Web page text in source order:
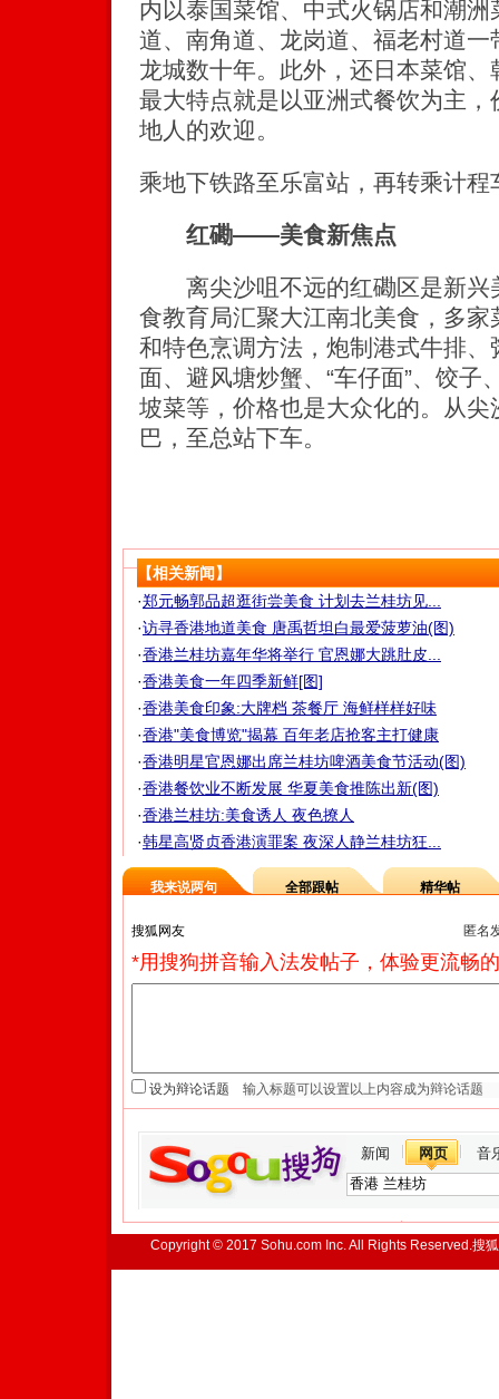
内以泰国菜馆、中式火锅店和潮
道、南角道、龙岗道、福老村道
龙城数十年。此外，还日本菜馆
最大特点就是以亚洲式餐饮为主
地人的欢迎。
乘地下铁路至乐富站，再转乘计程
红磡——美食新焦点
离尖沙咀不远的红磡区是新兴
食教育局汇聚大江南北美食，多
和特色烹调方法，炮制港式牛排
面、避风塘炒蟹、“车仔面”、饺子
坡菜等，价格也是大众化的。从
巴，至总站下车。
【相关新闻】
·郑元畅郭品超逛街尝美食 计划去兰桂坊见...
·访寻香港地道美食 唐禹哲坦白最爱菠萝油(图)
·香港兰桂坊嘉年华将举行 官恩娜大跳肚皮...
·香港美食一年四季新鲜[图]
·香港美食印象:大牌档 茶餐厅 海鲜样样好味
·香港"美食博览"揭幕 百年老店抢客主打健康
·香港明星官恩娜出席兰桂坊啤酒美食节活动(图)
·香港餐饮业不断发展 华夏美食推陈出新(图)
·香港兰桂坊:美食诱人 夜色撩人
·韩星高贤贞香港演罪案 夜深人静兰桂坊狂...
我来说两句 全部跟帖 精华帖
匿名
*用搜狗拼音输入法发帖子，体验更流畅
设为辩论话题
新闻 网页 音
Copyright © 2017 Sohu.com Inc. All Rights Reserved.搜